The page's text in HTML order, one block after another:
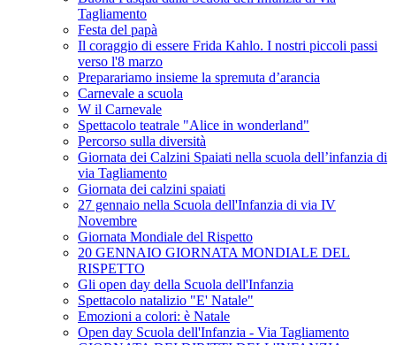
Tagliamento
Festa del papà
Il coraggio di essere Frida Kahlo. I nostri piccoli passi
verso l'8 marzo
Preparariamo insieme la spremuta d’arancia
Carnevale a scuola
W il Carnevale
Spettacolo teatrale "Alice in wonderland"
Percorso sulla diversità
Giornata dei Calzini Spaiati nella scuola dell’infanzia di
via Tagliamento
Giornata dei calzini spaiati
27 gennaio nella Scuola dell'Infanzia di via IV
Novembre
Giornata Mondiale del Rispetto
20 GENNAIO GIORNATA MONDIALE DEL
RISPETTO
Gli open day della Scuola dell'Infanzia
Spettacolo natalizio "E' Natale"
Emozioni a colori: è Natale
Open day Scuola dell'Infanzia - Via Tagliamento